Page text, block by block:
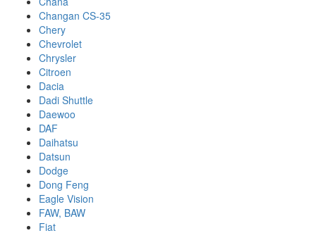
Changan CS-35
Chery
Chevrolet
Chrysler
Citroen
Dacia
Dadi Shuttle
Daewoo
DAF
Daihatsu
Datsun
Dodge
Dong Feng
Eagle Vision
FAW, BAW
Fiat